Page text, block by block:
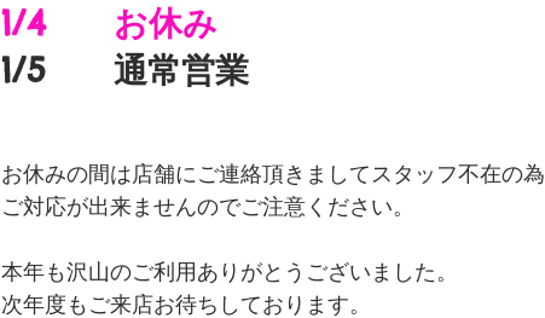
1/4　　お休み
1/5　　通常営業
お休みの間は店舗にご連絡頂きましてスタッフ不在の為
ご対応が出来ませんのでご注意ください。
本年も沢山のご利用ありがとうございました。
次年度もご来店お待ちしております。